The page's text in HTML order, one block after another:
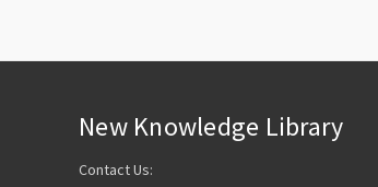
New Knowledge Library
Contact Us: